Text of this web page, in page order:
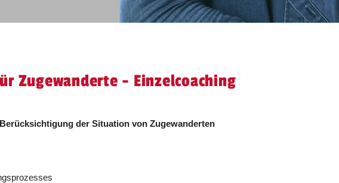
Zugewanderte - Einzelcoaching
der Situation von Zugewanderten